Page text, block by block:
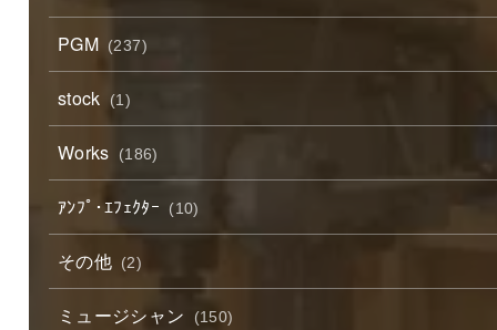
PGM (237)
stock (1)
Works (186)
ｱﾝﾌﾟ･ｴﾌｪｸﾀｰ (10)
その他 (2)
ミュージシャン (150)